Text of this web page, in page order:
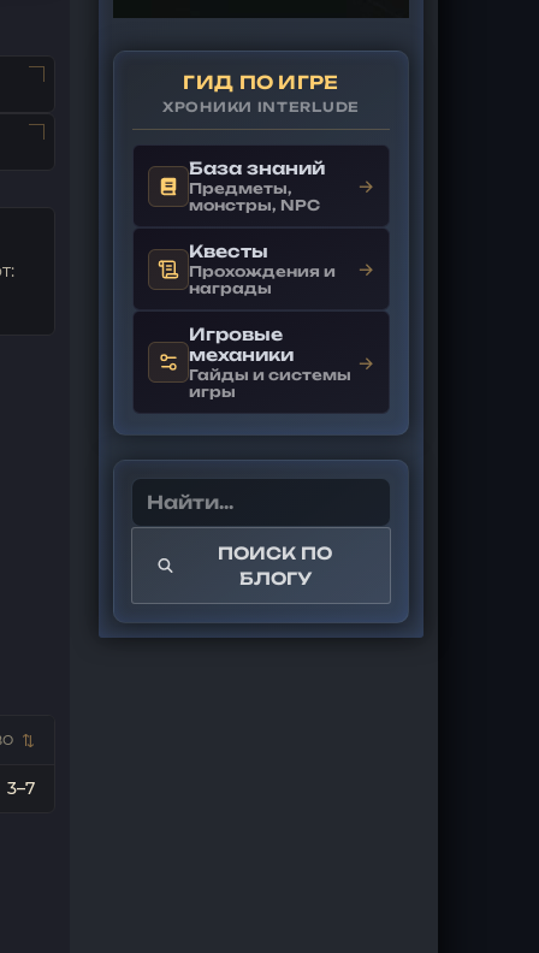
3–7
ГИД ПО ИГРЕ
ХРОНИКИ INTERLUDE
База знаний
Предметы,
монстры, NPC
→
Квесты
Прохождения и
награды
→
Игровые
механики
Гайды и системы
игры
→
ПОИСК ПО
БЛОГУ